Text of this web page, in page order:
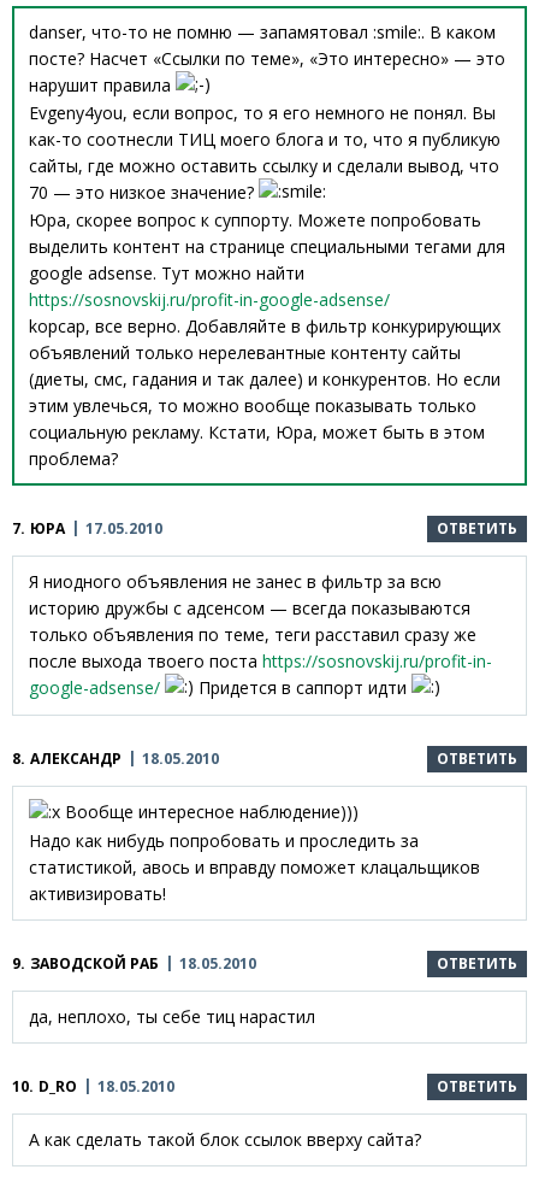
danser, что-то не помню — запамятовал :smile:. В каком
посте? Насчет «Ссылки по теме», «Это интересно» — это
нарушит правила
Evgeny4you, если вопрос, то я его немного не понял. Вы
как-то соотнесли ТИЦ моего блога и то, что я публикую
сайты, где можно оставить ссылку и сделали вывод, что
70 — это низкое значение?
Юра, скорее вопрос к суппорту. Можете попробовать
выделить контент на странице специальными тегами для
google adsense. Тут можно найти
https://sosnovskij.ru/profit-in-google-adsense/
kopcap, все верно. Добавляйте в фильтр конкурирующих
объявлений только нерелевантные контенту сайты
(диеты, смс, гадания и так далее) и конкурентов. Но если
этим увлечься, то можно вообще показывать только
социальную рекламу. Кстати, Юра, может быть в этом
проблема?
7. ЮРА 17.05.2010 ОТВЕТИТЬ
Я ниодного объявления не занес в фильтр за всю
историю дружбы с адсенсом — всегда показываются
только объявления по теме, теги расставил сразу же
после выхода твоего поста https://sosnovskij.ru/profit-in-
google-adsense/
Придется в саппорт идти
8. АЛЕКСАНДР 18.05.2010 ОТВЕТИТЬ
Вообще интересное наблюдение)))
Надо как нибудь попробовать и проследить за
статистикой, авось и вправду поможет клацальщиков
активизировать!
9. ЗАВОДСКОЙ РАБ 18.05.2010 ОТВЕТИТЬ
да, неплохо, ты себе тиц нарастил
10. D_RO 18.05.2010 ОТВЕТИТЬ
А как сделать такой блок ссылок вверху сайта?